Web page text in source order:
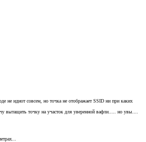
не идиот совсем, но точка не отображает SSID ни при каких
вытащить точку на участок для уверенной вафли..... но увы....